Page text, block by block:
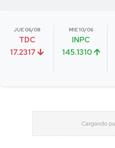
JUE 06/08
TDC
17.2317
MIE 10/06
INPC
145.1310